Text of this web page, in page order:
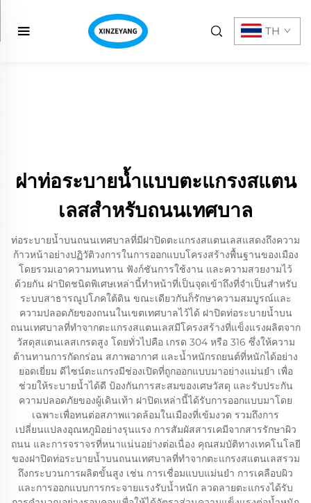
TH
ฝาท่อระบายน้ำแบบตะแกรงสแตน
เลสสำหรับถนนเทศบาล
ท่อระบายน้ำบนถนนเทศบาลที่มีฝาปิดตะแกรงสแตนเลสแสดงถึงความ
ก้าวหน้าอย่างปฏิวัติวงการในการออกแบบโครงสร้างพื้นฐานของเมือง
โดยรวมเอาความทนทาน ฟังก์ชันการใช้งาน และความสวยงามไว้
ด้วยกัน ฝาปิดชนิดพิเศษเหล่านี้ทำหน้าที่เป็นจุดเข้าถึงที่จำเป็นสำหรับ
ระบบสาธารณูปโภคใต้ดิน ขณะเดียวกันก็รักษาความสมบูรณ์และ
ความปลอดภัยของถนนในเขตเทศบาลไว้ได้ ฝาปิดท่อระบายน้ำบน
ถนนเทศบาลที่ทำจากตะแกรงสแตนเลสมีโครงสร้างที่แข็งแรงผลิตจาก
วัสดุสแตนเลสเกรดสูง โดยทั่วไปคือ เกรด 304 หรือ 316 ซึ่งให้ความ
ต้านทานการกัดกร่อน สภาพอากาศ และน้ำหนักรถยนต์ที่หนักได้อย่าง
ยอดเยี่ยม ดีไซน์ตะแกรงมีช่องเปิดที่ถูกออกแบบมาอย่างแม่นยำ เพื่อ
ช่วยให้ระบายน้ำได้ดี ป้องกันการสะสมของเศษวัสดุ และรับประกัน
ความปลอดภัยของผู้เดินเท้า ฝาปิดเหล่านี้ได้รับการออกแบบมาโดย
เฉพาะเพื่อทนต่อสภาพแวดล้อมในเมืองที่เข้มงวด รวมถึงการ
เปลี่ยนแปลงอุณหภูมิอย่างรุนแรง การสัมผัสสารเคมีจากสารรักษาผิว
ถนน และการจราจรที่หนาแน่นอย่างต่อเนื่อง คุณสมบัติทางเทคโนโลยี
ของฝาปิดท่อระบายน้ำบนถนนเทศบาลที่ทำจากตะแกรงสแตนเลสรวม
ถึงกระบวนการผลิตขั้นสูง เช่น การเชื่อมแบบแม่นยำ การเคลือบผิว
และการออกแบบการกระจายแรงรับน้ำหนัก ลวดลายตะแกรงได้รับ